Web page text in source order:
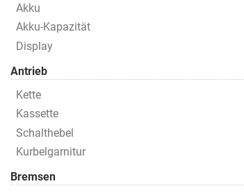
Akku
Akku-Kapazität
Display
Antrieb
Kette
Kassette
Schalthebel
Kurbelgarnitur
Bremsen